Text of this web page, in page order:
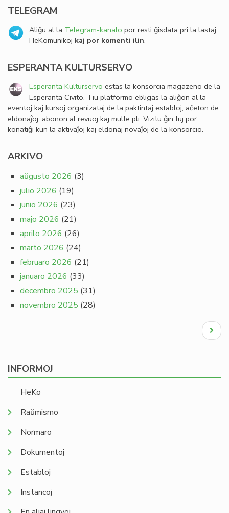
TELEGRAM
Aliĝu al la Telegram-kanalo por resti ĝisdata pri la lastaj
HeKomunikoj kaj por komenti ilin.
ESPERANTA KULTURSERVO
Esperanta Kulturservo estas la konsorcia magazeno de la
Esperanta Civito. Tiu platformo ebligas la aliĝon al la
eventoj kaj kursoj organizataj de la paktintaj establoj, aĉeton de
eldonaĵoj, abonon al revuoj kaj multe pli. Vizitu ĝin tuj por
konatiĝi kun la aktivaĵoj kaj eldonaj novaĵoj de la konsorcio.
ARKIVO
aŭgusto 2026 (3)
julio 2026 (19)
junio 2026 (23)
majo 2026 (21)
aprilo 2026 (26)
marto 2026 (24)
februaro 2026 (21)
januaro 2026 (33)
decembro 2025 (31)
novembro 2025 (28)
Next
page
INFORMOJ
HeKo
Raŭmismo
Normaro
Dokumentoj
Establoj
Instancoj